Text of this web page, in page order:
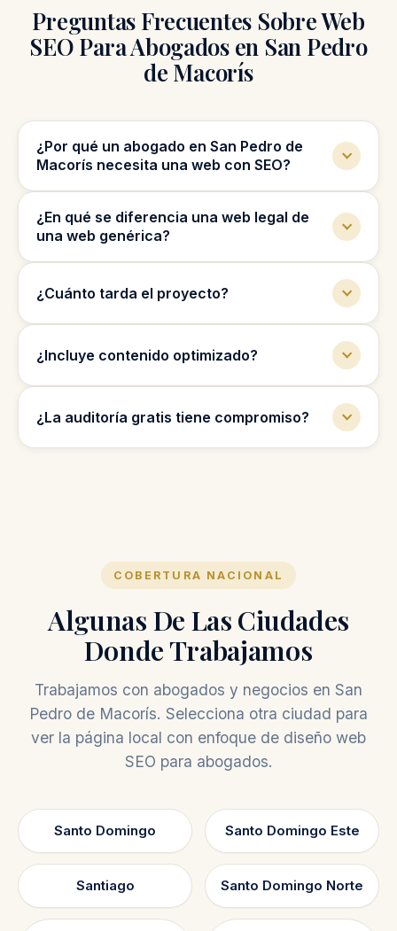
Preguntas Frecuentes Sobre Web
SEO Para Abogados en San Pedro
de Macorís
¿Por qué un abogado en San Pedro de
Macorís necesita una web con SEO?
Una web optimizada te permite ser
encontrado, generar confianza y recibir
consultas.
¿En qué se diferencia una web legal de
una web genérica?
textos que generan confianza y llamados a la
¿Cuánto tarda el proyecto?
bufetes el proceso va de auditoría y
¿Incluye contenido optimizado?
búsquedas reales y para convertir visitas en
¿La auditoría gratis tiene compromiso?
COBERTURA NACIONAL
Algunas De Las Ciudades
Donde Trabajamos
Trabajamos con abogados y negocios en San
Pedro de Macorís. Selecciona otra ciudad para
ver la página local con enfoque de diseño web
SEO para abogados.
Santo Domingo Santo Domingo Este
Santiago Santo Domingo Norte